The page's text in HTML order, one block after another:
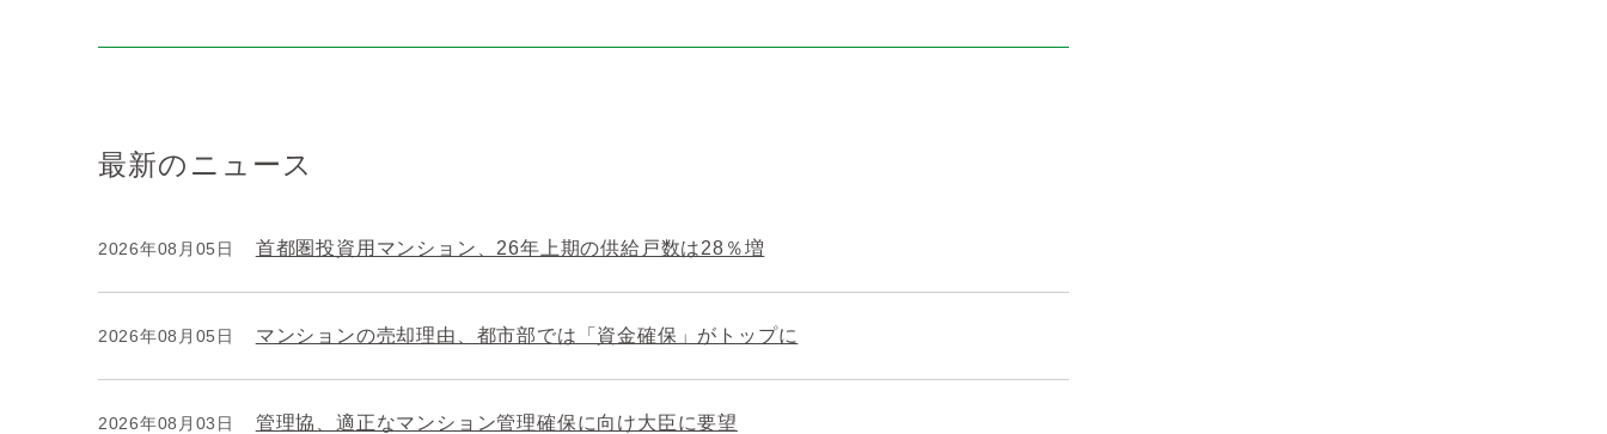
最新のニュース
2026年08月05日 首都圏投資用マンション、26年上期の供給戸数は28％増
2026年08月05日 マンションの売却理由、都市部では「資金確保」がトップに
2026年08月03日 管理協、適正なマンション管理確保に向け大臣に要望